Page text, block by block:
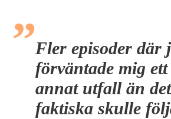
Fler episoder där
förväntade mig ett
annat utfall än det
faktiska skulle